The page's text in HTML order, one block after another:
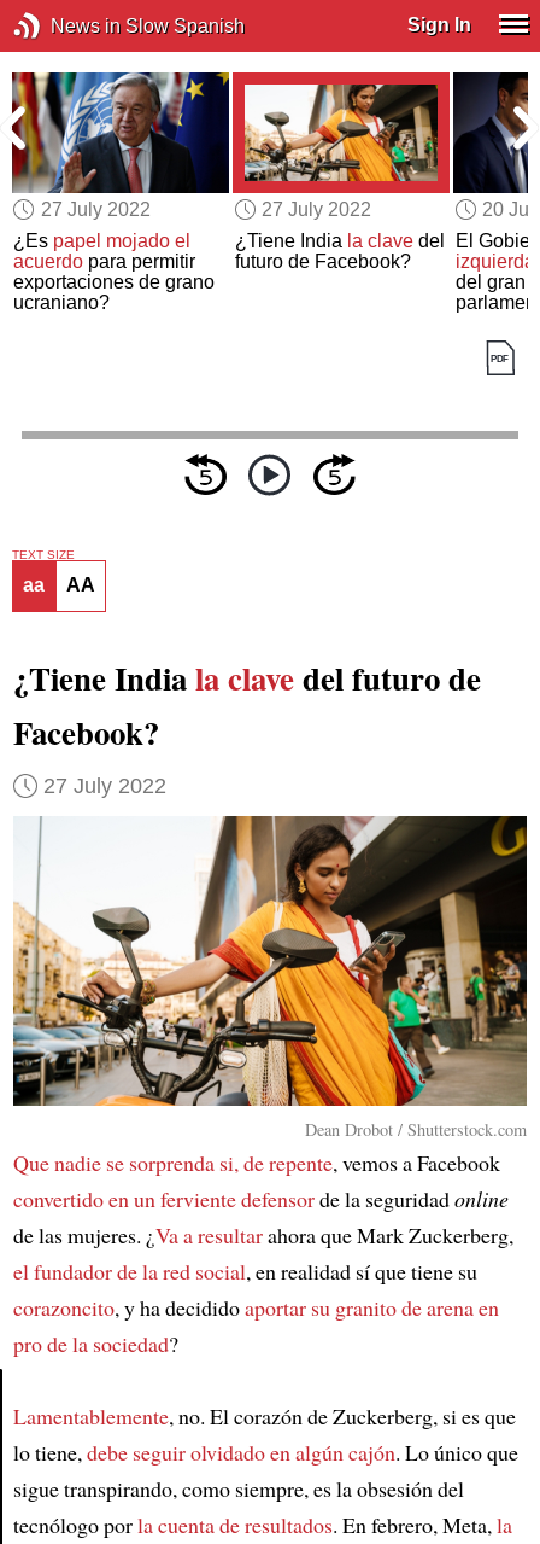
News in Slow Spanish Sign In
27 July 2022
¿Es papel mojado el
acuerdo para permitir
exportaciones de grano
ucraniano?
27 July 2022
¿Tiene India la clavedel
futuro de Facebook?
20
El
izquierda
del gran
TEXT SIZE
aa AA
¿Tiene Indiala clavedel futuro de
Facebook?
27 July 2022
Dean Drobot / Shutterstock.com
Que nadie se sorprenda si, de repente, vemos a Facebook
convertido en un ferviente defensorde la seguridadonline
de las mujeres. ¿Va a resultarahora que Mark Zuckerberg,
el fundador de la red social, en realidad sí que tiene su
corazoncito, y ha decididoaportar su granito de arena en
pro de la sociedad?
Lamentablemente, no. El corazón de Zuckerberg, si es que
lo tiene,debe seguir olvidado en algún cajón. Lo único que
sigue transpirando, como siempre, es la obsesión del
tecnólogo porla cuenta de resultados. En febrero, Meta,la